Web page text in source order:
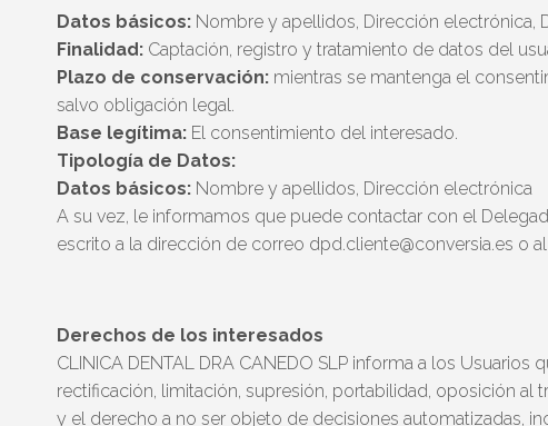
Datos básicos: Nombre y apellidos, Dirección electrónica,
Finalidad: Captación, registro y tratamiento de datos del
Plazo de conservación: mientras se mantenga el
salvo obligación legal.
Base legítima: El consentimiento del interesado.
Tipología de Datos:
Datos básicos: Nombre y apellidos, Dirección electrónica
A su vez, le informamos que puede contactar con el
escrito a la dirección de correo dpd.cliente@conversia.es o
Derechos de los interesados
CLINICA DENTAL DRA CANEDO SLP informa a los
rectificación, limitación, supresión, portabilidad, oposición al
y el derecho a no ser objeto de decisiones automatizadas,